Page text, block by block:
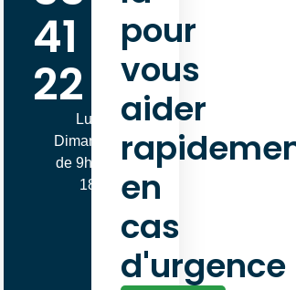
41
22
Lundi -
Dimanche
de 9h00 à
18h00
pour
vous
aider
en
cas
d'urgence